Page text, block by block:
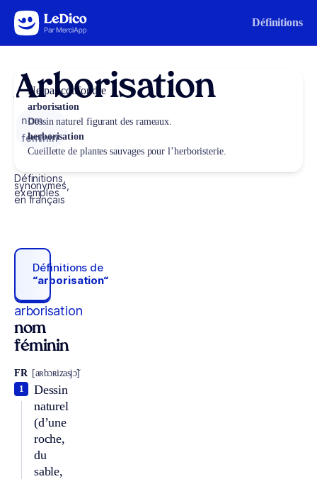
Aller au contenu Définitions
Arborisation
nom
féminin
Définitions,
synonymes,
exemples
en français
Définitions de
“arborisation“
arborisation
nom
féminin
FR [aʀbɔʀizasjɔ̃]
Dessin
naturel
(d’une
roche,
du
sable,
1
Ne pas confondre
arborisation
Dessin naturel figurant des rameaux.
herborisation
Cueillette de plantes sauvages pour l’herboristerie.